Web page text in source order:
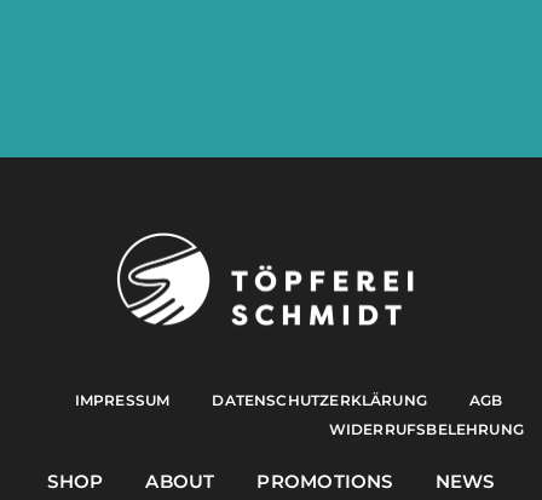
IMPRESSUM DATENSCHUTZERKLÄRUNG
AGB
WIDERRUFSBELEHRUNG
SHOP ABOUT PROMOTIONS NEWS